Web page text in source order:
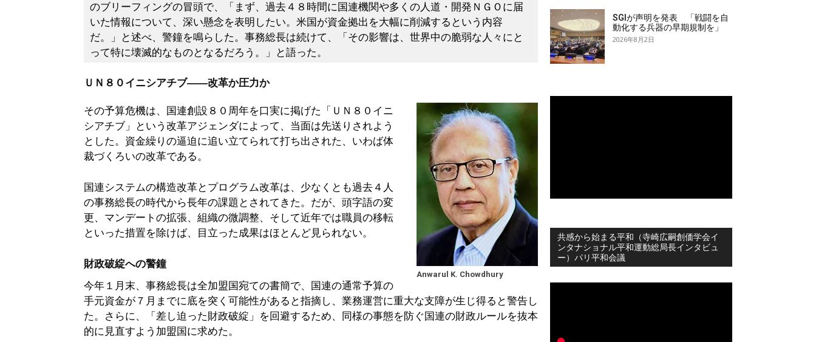
のブリーフィングの冒頭で、「まず、過去４８時間に国連機関や多くの人道・開発ＮＧＯに届
いた情報について、深い懸念を表明したい。米国が資金拠出を大幅に削減するという内容
だ。」と述べ、警鐘を鳴らした。事務総長は続けて、「その影響は、世界中の脆弱な人々にと
って特に壊滅的なものとなるだろう。」と語った。
ＵＮ８０イニシアチブ――改革か圧力か
Anwarul K. Chowdhury
その予算危機は、国連創設８０周年を口実に掲げた「ＵＮ８０イニ
シアチブ」という改革アジェンダによって、当面は先送りされよう
とした。資金繰りの逼迫に追い立てられて打ち出された、いわば体
裁づくろいの改革である。
国連システムの構造改革とプログラム改革は、少なくとも過去４人
の事務総長の時代から長年の課題とされてきた。だが、頭字語の変
更、マンデートの拡張、組織の微調整、そして近年では職員の移転
といった措置を除けば、目立った成果はほとんど見られない。
財政破綻への警鐘
今年１月末、事務総長は全加盟国宛ての書簡で、国連の通常予算の
手元資金が７月までに底を突く可能性があると指摘し、業務運営に重大な支障が生じ得ると警告し
た。さらに、「差し迫った財政破綻」を回避するため、同様の事態を防ぐ国連の財政ルールを抜本
的に見直すよう加盟国に求めた。
SGIが声明を発表 「戦闘を自
動化する兵器の早期規制を」
2026年8月2日
共感から始まる平和（寺崎広嗣創価学会イ
ンタナショナル平和運動総局長インタビュ
ー）パリ平和会議